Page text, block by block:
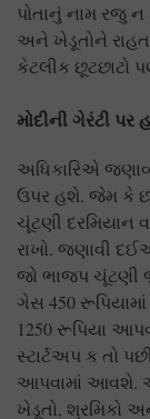
પોતાનું નામ રજુ ન
અને ખેડૂતોને રાહત
કેટલીક છૂટછાટો
મોદીની ગેરંટી
અધિકારિએ
ઉપર હશે. જેમ કે
ચૂંટણી દરમિયાન
રાખો. જણાવી
જો ભાજપ ચૂંટણી
ગેસ 450
1250 રૂપિયા
સ્ટાર્ટઅપ ક તો
આપવામાં આવશે.
ખેડૂતો, શ્રમિકો